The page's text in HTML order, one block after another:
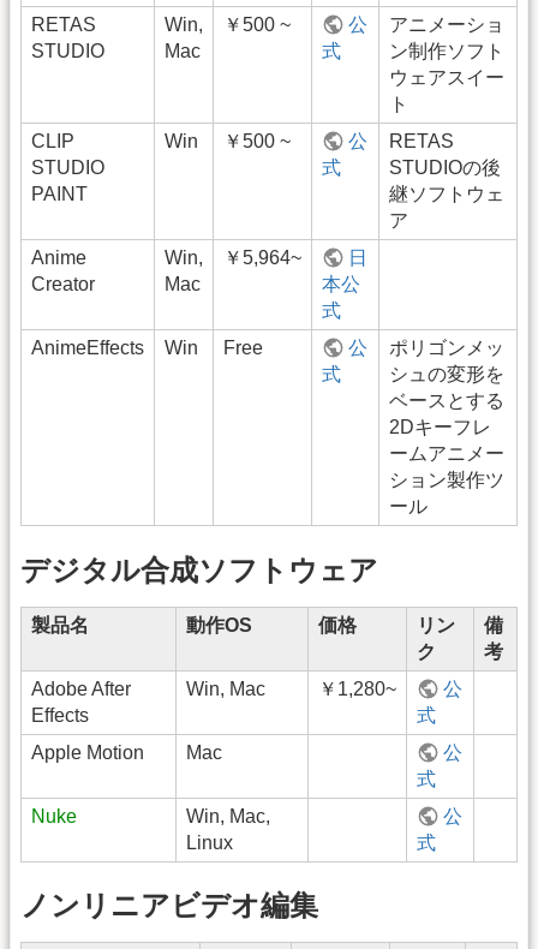
RETAS
STUDIO
Win,
Mac
￥500 ~
公
式
アニメーショ
ン制作ソフト
ウェアスイー
ト
CLIP
STUDIO
PAINT
Win ￥500 ~
公
式
RETAS
STUDIOの後
継ソフトウェ
ア
Anime
Creator
Win,
Mac
￥5,964~
日
本公
式
AnimeEffects
Win Free
公
式
ポリゴンメッ
シュの変形を
ベースとする
2Dキーフレ
ームアニメー
ション製作ツ
ール
デジタル合成ソフトウェア
製品名 動作OS 価格
リン
ク
備
考
Adobe After
Effects
Win, Mac ￥1,280~
公
式
Apple Motion
Mac
公
式
Nuke
Win, Mac,
Linux
公
式
ノンリニアビデオ編集